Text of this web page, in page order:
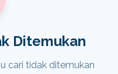
Ditemukan
cari tidak ditemukan